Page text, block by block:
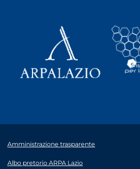
Amministrazione trasparente
Albo pretorio ARPA Lazio